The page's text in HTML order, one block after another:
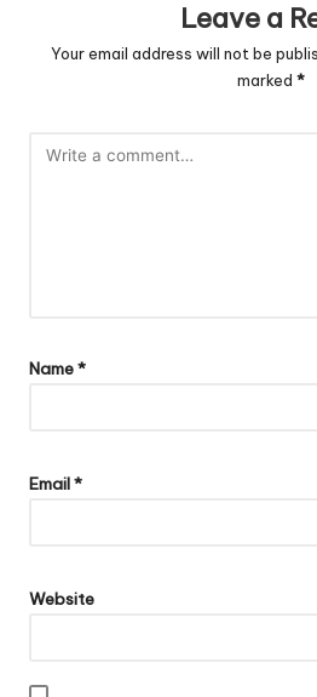
Leave a
Your email address will not be
marked *
Name*
Email*
Website